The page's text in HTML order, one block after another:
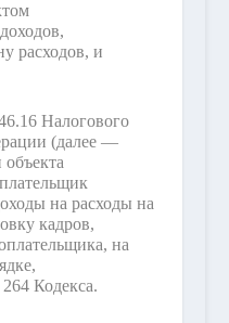
расходов, и
Налогового
(далее —
на расходы на
кадров,
на
Кодекса.